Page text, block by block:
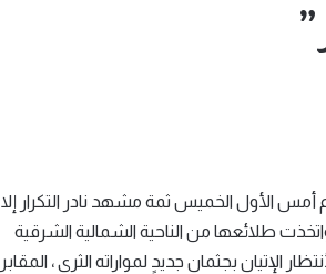
الأول الخميس ثمة مشهد نادر التكرار إلا
طلائعها من الناحية الشمالية الشرقية
الإتيان بجثمان جديدٍ لمواراته الثرى ، المقابر